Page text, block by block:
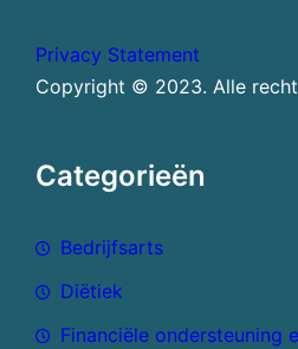
Privacy Statement
Copyright © 2023. Alle
Categorieën
Bedrijfsarts
Diëtiek
Financiële ondersteuning